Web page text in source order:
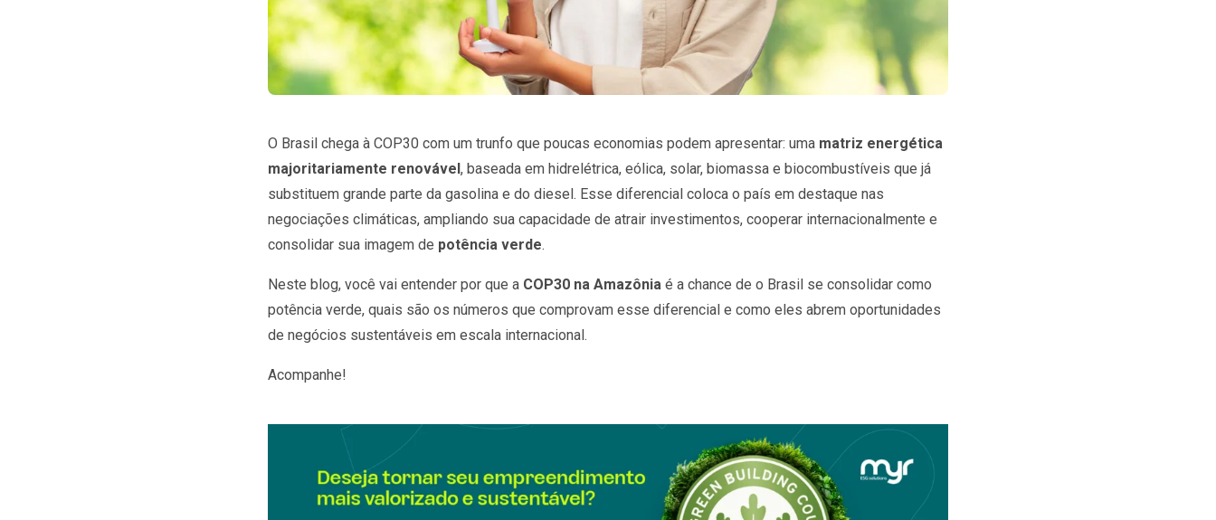
O Brasil chega à COP30 com um trunfo que poucas economias podem apresentar: uma matriz energética
majoritariamente renovável, baseada em hidrelétrica, eólica, solar, biomassa e biocombustíveis que já
substituem grande parte da gasolina e do diesel. Esse diferencial coloca o país em destaque nas
negociações climáticas, ampliando sua capacidade de atrair investimentos, cooperar internacionalmente e
consolidar sua imagem de potência verde.
Neste blog, você vai entender por que a COP30 na Amazônia é a chance de o Brasil se consolidar como
potência verde, quais são os números que comprovam esse diferencial e como eles abrem oportunidades
de negócios sustentáveis em escala internacional.
Acompanhe!